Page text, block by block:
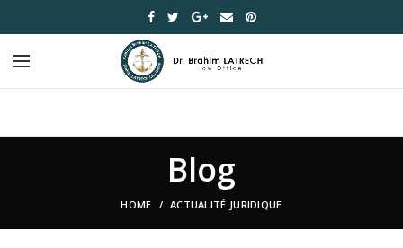
Blog
HOME ACTUALITÉ JURIDIQUE